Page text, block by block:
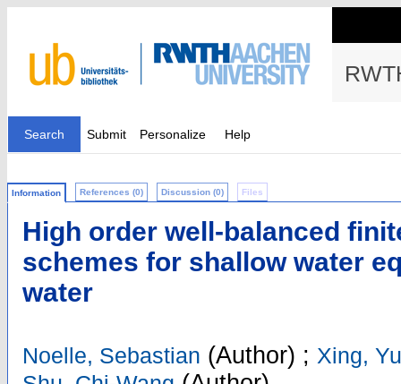
Search Submit Personalize Help
Information References (0) Discussion (0) Files
High order well-balanced
schemes for shallow water
water
Noelle, Sebastian (Author) ; Xing,